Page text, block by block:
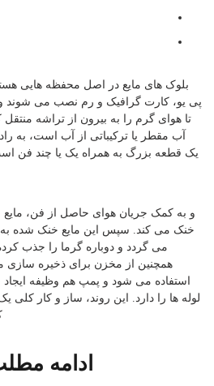
بلوک های مایع در اصل محفظه هایی
پی یو، کارت گرافیک و رم نصب می شوند و
تا هوای گرم را به بیرون از تراشه
آب مقطر یا ترکیباتی از آب است، به
یک قطعه بزرگ به همراه یک یا چند فن
و به کمک جریان هوای حاصل از فن، مایع
می گردد و دوباره گرما را جذب
همچنین از مخزن برای ذخیره سازی
استفاده می شود و پمپ هم وظیفه
لوله ها را دارد. این روند، ساز و کار
ادامه